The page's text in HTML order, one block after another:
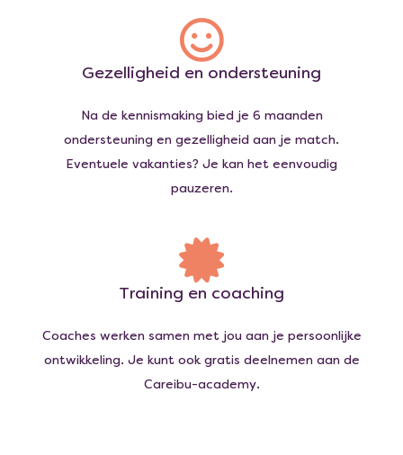
Gezelligheid en ondersteuning
Na de kennismaking bied je 6 maanden
ondersteuning en gezelligheid aan je match.
Eventuele vakanties? Je kan het eenvoudig
pauzeren.
Training en coaching
Coaches werken samen met jou aan je persoonlijke
ontwikkeling. Je kunt ook gratis deelnemen aan de
Careibu-academy.